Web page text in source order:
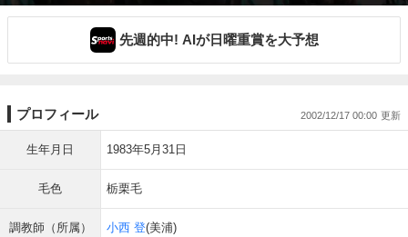
先週的中! AIが日曜重賞を大予想
プロフィール 2002/12/17 00:00
生年月日 1983年5月31日
毛色 栃栗毛
調教師（所属） 小西 登(美浦)